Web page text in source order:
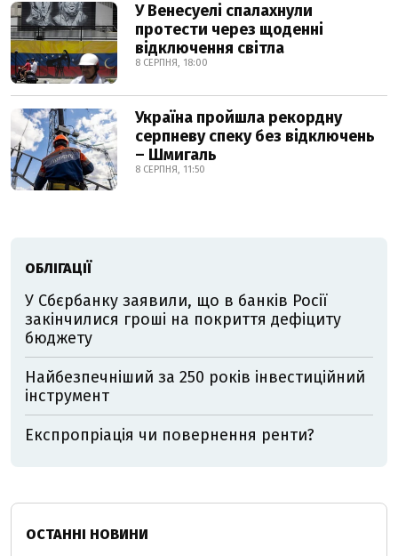
У Венесуелі спалахнули
протести через щоденні
відключення світла
8 СЕРПНЯ, 18:00
Україна пройшла рекордну
серпневу спеку без відключень
– Шмигаль
8 СЕРПНЯ, 11:50
ОБЛІГАЦІЇ
У Сбєрбанку заявили, що в банків Росії
закінчилися гроші на покриття дефіциту
бюджету
Найбезпечніший за 250 років інвестиційний
інструмент
Експропріація чи повернення ренти?
ОСТАННІ НОВИНИ